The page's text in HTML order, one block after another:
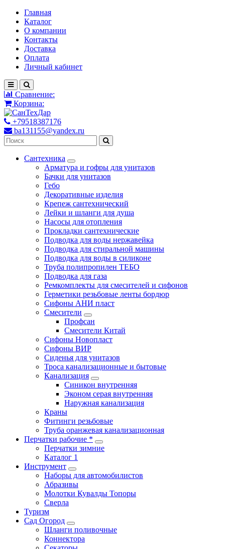
Главная
Каталог
О компании
Контакты
Доставка
Оплата
Личный кабинет
Сравнение:
Корзина:
+79518387176
ba131155@yandex.ru
Сантехника
Арматура и гофры для унитазов
Бачки для унитазов
Гебо
Декоративные изделия
Крепеж сантехнический
Лейки и шланги для душа
Насосы для отопления
Прокладки сантехнические
Подводка для воды нержавейка
Подводка для стиральной машины
Подводка для воды в силиконе
Труба полипропилен ТЕБО
Подводка для газа
Ремкомплекты для смесителей и сифонов
Герметики резьбовые ленты бордюр
Сифоны АНИ пласт
Смесители
Профсан
Смесители Китай
Сифоны Новопласт
Сифоны ВИР
Сиденья для унитазов
Троса канализационные и бытовые
Канализация
Синикон внутренняя
Эконом серая внутренняя
Наружная канализация
Краны
Фитинги резьбовые
Труба оранжевая канализационная
Перчатки рабочие *
Перчатки зимние
Каталог 1
Инструмент
Наборы для автомобилистов
Абразивы
Молотки Кувалды Топоры
Сверла
Туризм
Сад Огород
Шланги поливочные
Коннектора